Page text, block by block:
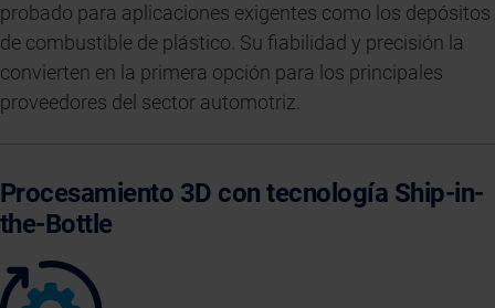
probado para aplicaciones exigentes como los depósitos
de combustible de plástico. Su fiabilidad y precisión la
convierten en la primera opción para los principales
proveedores del sector automotriz.
Procesamiento 3D con tecnología Ship-in-
the-Bottle